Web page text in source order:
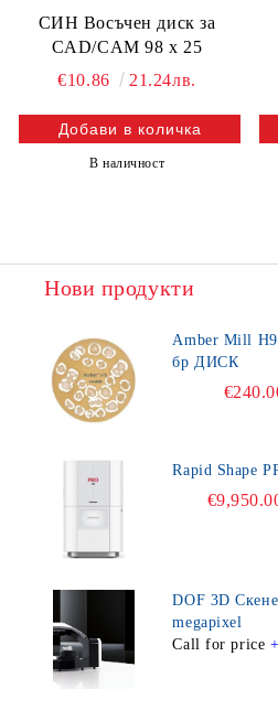
СИН Восъчен диск за
CAD/CAM 98 х 25
€10.86
21.24лв.
В наличност
Нови продукти
Amber Mill H98 12 W2 -
бр ДИСК
Rapid Shape
DOF 3D
megapixel
Call for price